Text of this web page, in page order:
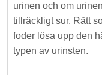
urinen och om
tillräckligt sur. Rätt
foder lösa upp den
typen av urinsten.